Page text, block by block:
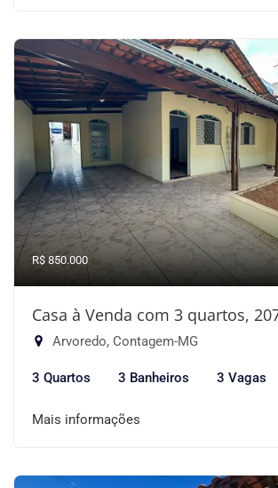
R$ 850.000
Casa à Venda com 3 quartos,
Arvoredo, Contagem-MG
3 Quartos 3 Banheiros 3 Vagas
Mais informações